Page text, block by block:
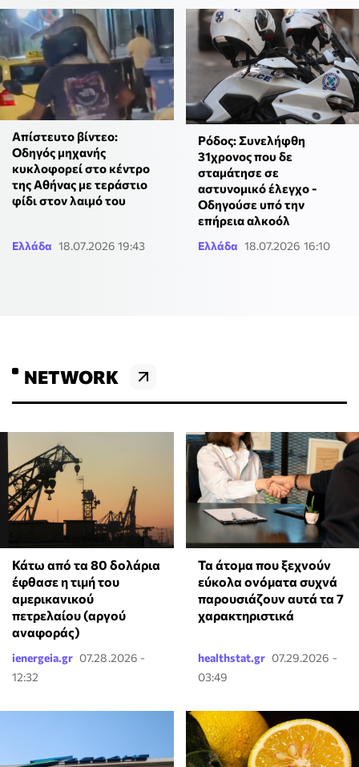
Απίστευτο βίντεο:
Οδηγός μηχανής
κυκλοφορεί στο κέντρο
της Αθήνας με τεράστιο
φίδι στον λαιμό του
Ελλάδα 18.07.2026 19:43
Ρόδος: Συνελήφθη
31χρονος που δε
σταμάτησε σε
αστυνομικό έλεγχο -
Οδηγούσε υπό την
επήρεια αλκοόλ
Ελλάδα 18.07.2026 16:10
NETWORK
Κάτω από τα 80 δολάρια
έφθασε η τιμή του
αμερικανικού
πετρελαίου (αργού
αναφοράς)
ienergeia.gr 07.28.2026 -
12:32
Τα άτομα που ξεχνούν
εύκολα ονόματα συχνά
παρουσιάζουν αυτά τα 7
χαρακτηριστικά
healthstat.gr 07.29.2026 -
03:49